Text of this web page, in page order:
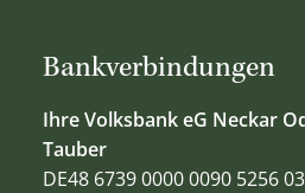
Bankverbindungen
Ihre Volksbank eG Neckar
Tauber
DE48 6739 0000 0090 5256 03